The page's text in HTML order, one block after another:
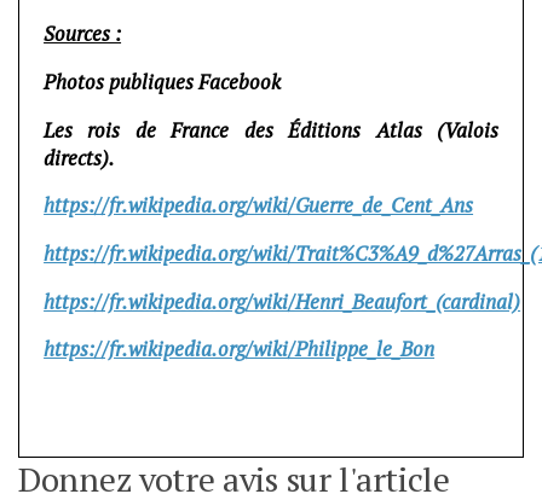
Sources :
Photos publiques Facebook
Les rois de France des Éditions Atlas (Valois
directs).
https://fr.wikipedia.org/wiki/Guerre_de_Cent_Ans
https://fr.wikipedia.org/wiki/
https://fr.wikipedia.org/wiki/Henri_Beaufort_(cardinal)
https://fr.wikipedia.org/wiki/Philippe_le_Bon
Donnez votre avis sur l'article